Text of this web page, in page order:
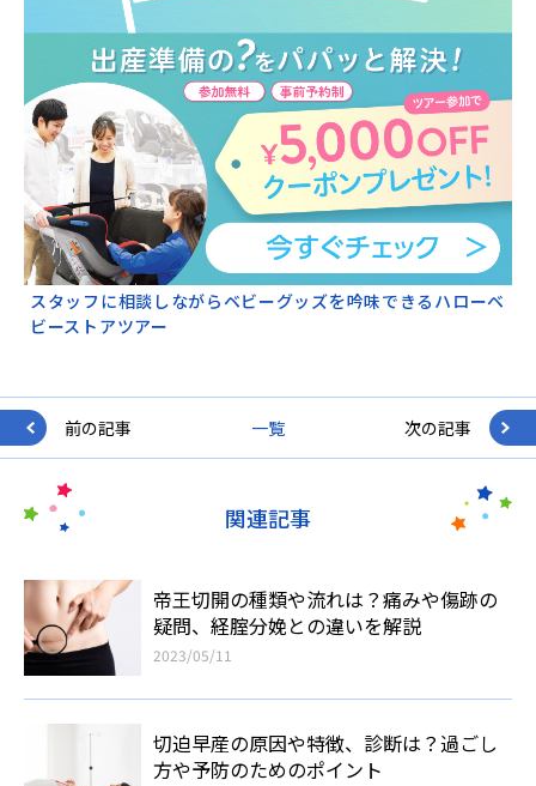
スタッフに相談しながらベビーグッズを吟味できるハローベ
ビーストアツアー
前の記事 一覧 次の記事
関連記事
帝王切開の種類や流れは？痛みや傷跡の
疑問、経腟分娩との違いを解説
2023/05/11
切迫早産の原因や特徴、診断は？過ごし
方や予防のためのポイント